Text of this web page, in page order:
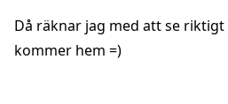
Då räknar jag med att se
kommer hem =)